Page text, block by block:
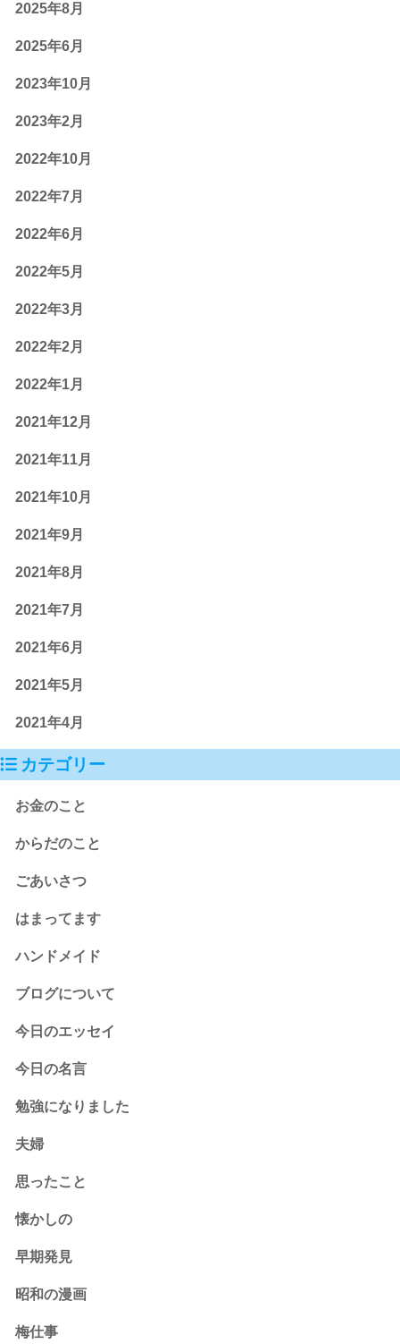
2025年8月
2025年6月
2023年10月
2023年2月
2022年10月
2022年7月
2022年6月
2022年5月
2022年3月
2022年2月
2022年1月
2021年12月
2021年11月
2021年10月
2021年9月
2021年8月
2021年7月
2021年6月
2021年5月
2021年4月
カテゴリー
お金のこと
からだのこと
ごあいさつ
はまってます
ハンドメイド
ブログについて
今日のエッセイ
今日の名言
勉強になりました
夫婦
思ったこと
懐かしの
早期発見
昭和の漫画
梅仕事